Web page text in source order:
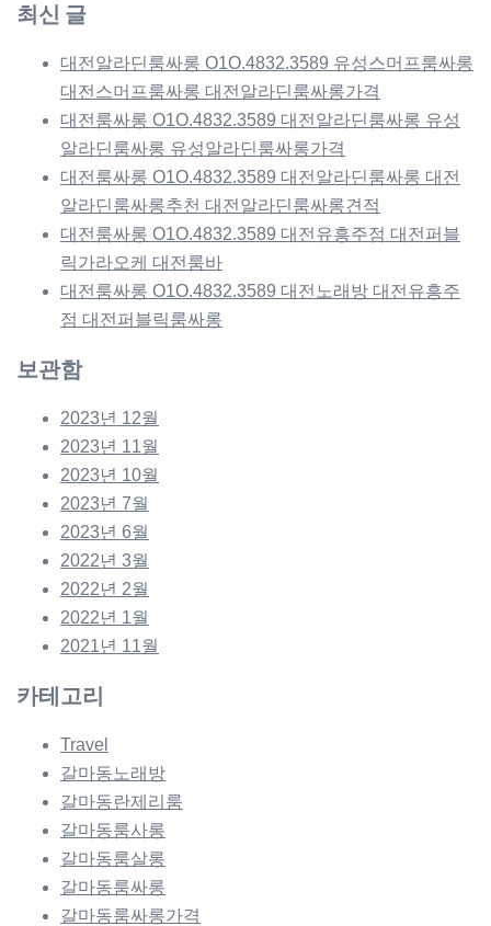
최신 글
대전알라딘룸싸롱 O1O.4832.3589 유성스머프룸싸롱
대전스머프룸싸롱 대전알라딘룸싸롱가격
대전룸싸롱 O1O.4832.3589 대전알라딘룸싸롱 유성
알라딘룸싸롱 유성알라딘룸싸롱가격
대전룸싸롱 O1O.4832.3589 대전알라딘룸싸롱 대전
알라딘룸싸롱추천 대전알라딘룸싸롱견적
대전룸싸롱 O1O.4832.3589 대전유흥주점 대전퍼블
릭가라오케 대전룸바
대전룸싸롱 O1O.4832.3589 대전노래방 대전유흥주
점 대전퍼블릭룸싸롱
보관함
2023년 12월
2023년 11월
2023년 10월
2023년 7월
2023년 6월
2022년 3월
2022년 2월
2022년 1월
2021년 11월
카테고리
Travel
갈마동노래방
갈마동란제리룸
갈마동룸사롱
갈마동룸살롱
갈마동룸싸롱
갈마동룸싸롱가격